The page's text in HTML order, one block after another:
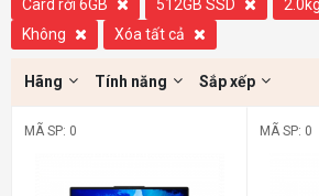
Card rời 6GB 512GB SSD
Không
Xóa tất cả
Hãng Tính năng Sắp xếp
MÃ SP: 0 MÃ SP: 0